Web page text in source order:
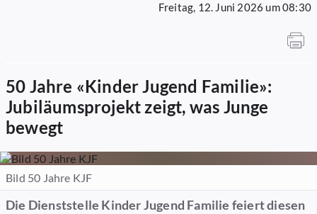
Freitag, 12. Juni 2026 um 08:30
50 Jahre «Kinder Jugend Familie»:
Jubiläumsprojekt zeigt, was Junge
bewegt
Bild 50 Jahre KJF
Die Dienststelle Kinder Jugend Familie feiert diesen